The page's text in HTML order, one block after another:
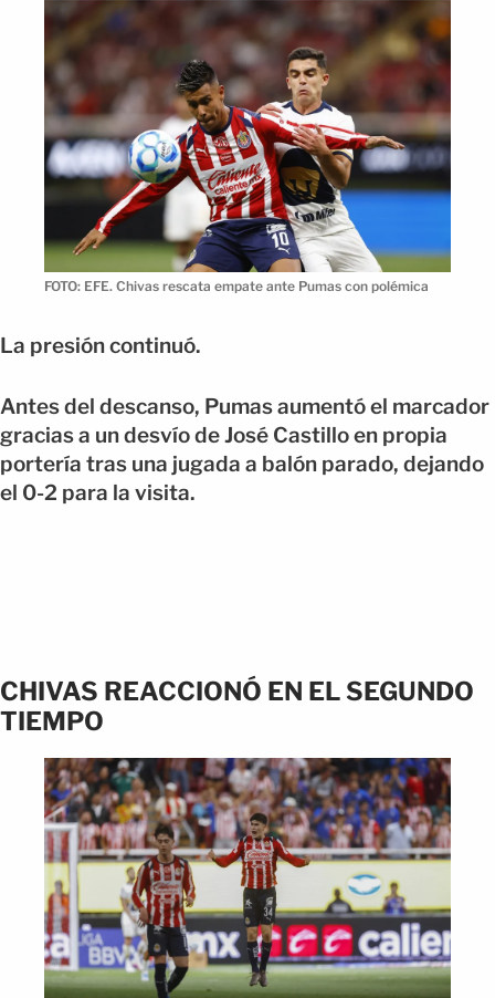
FOTO: EFE. Chivas rescata empate ante Pumas con polémica
La presión continuó.
Antes del descanso, Pumas aumentó el marcador
gracias a un desvío de José Castillo en propia
portería tras una jugada a balón parado, dejando
el 0-2 para la visita.
CHIVAS REACCIONÓ EN EL SEGUNDO
TIEMPO